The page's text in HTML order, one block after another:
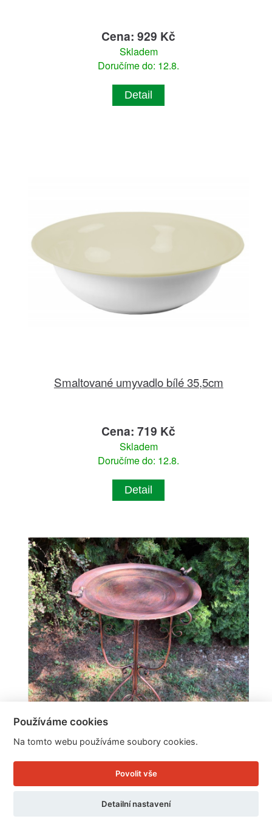
Cena: 929 Kč
Skladem
Doručíme do: 12.8.
Detail
Smaltované umyvadlo bílé 35,5cm
Cena: 719 Kč
Skladem
Doručíme do: 12.8.
Detail
Kovové pítko pro ptáky na trojnožce 99 cm –
Používáme cookies
Na tomto webu používáme soubory cookies.
Povolit vše
Detailní nastavení